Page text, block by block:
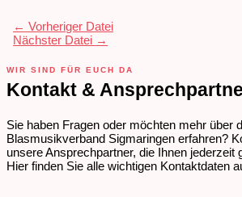
← Vorheriger Datei
Nächster Datei →
WIR SIND FÜR EUCH DA
Kontakt &
Sie haben Fragen oder möchten mehr über
Blasmusikverband Sigmaringen erfahren?
unsere Ansprechpartner, die Ihnen jederzeit
Hier finden Sie alle wichtigen Kontaktdaten